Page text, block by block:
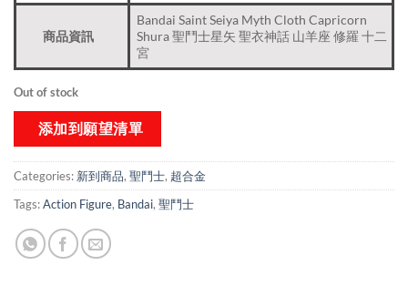
商品資訊
Bandai Saint Seiya Myth Cloth Capricorn
Shura 聖鬥士星矢 聖衣神話 山羊座 修羅 十二
宮
Out of stock
添加到願望清單
Categories: 新到商品​, 聖鬥士, 超合金
Tags:Action Figure, Bandai, 聖鬥士